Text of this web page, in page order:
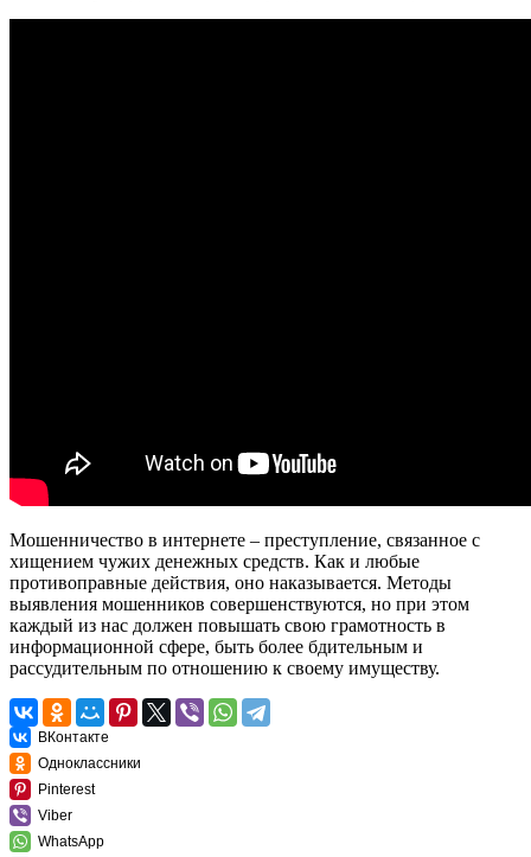
Мошенничество в интернете – преступление, связанное с
хищением чужих денежных средств. Как и любые
противоправные действия, оно наказывается. Методы
выявления мошенников совершенствуются, но при этом
каждый из нас должен повышать свою грамотность в
информационной сфере, быть более бдительным и
рассудительным по отношению к своему имуществу.
ВКонтакте
Одноклассники
Pinterest
Viber
WhatsApp